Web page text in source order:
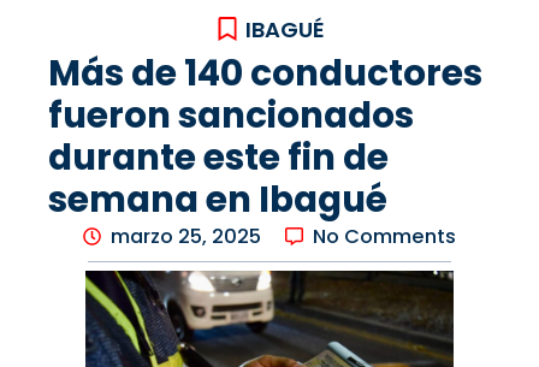
IBAGUÉ
Más de 140 conductores
fueron sancionados
durante este fin de
semana en Ibagué
marzo 25, 2025 No Comments